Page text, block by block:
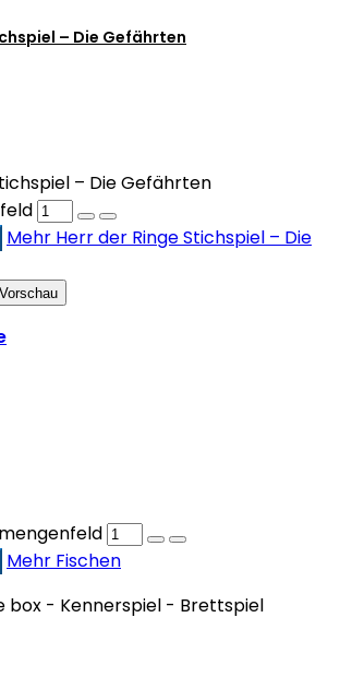
– Die Gefährten
– Die Gefährten
Mehr Herr der Ringe Stichspiel – Die
Vorschau
Mehr Fischen